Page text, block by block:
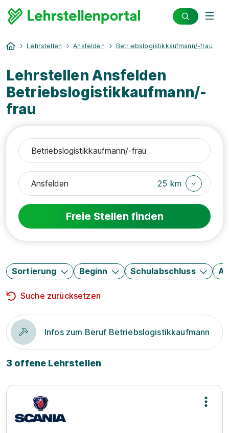
Lehrstellen Ansfelden Betriebslogistikkaufmann/-frau
Lehrstellen Ansfelden
Betriebslogistikkaufmann/-
frau
25 km
Freie Stellen finden
Sortierung Beginn Schulabschluss
Suche zurücksetzen
Infos zum Beruf Betriebslogistikkaufmann
3 offene Lehrstellen